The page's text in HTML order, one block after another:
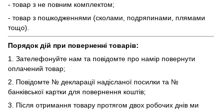
- товар з не повним комплектом;
- товар з пошкодженнями (сколами, подряпинами, плямами
тощо).
Порядок дій при поверненні товарів:
1. Зателефонуйте нам та повідомте про намір повернути
оплачений товар;
2. Повідомте № декларації надісланої посилки та №
банківської картки для повернення коштів;
3. Після отримання товару протягом двох робочих днів ми